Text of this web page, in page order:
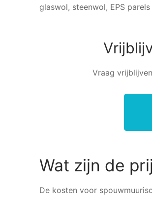
glaswol, steenwol, EPS
Vraag
Wat zijn de
De kosten voor